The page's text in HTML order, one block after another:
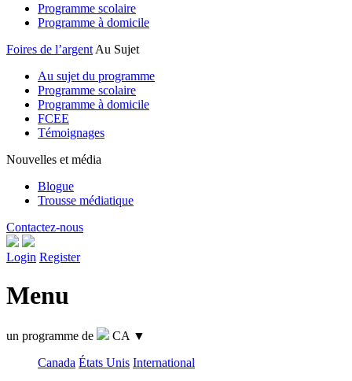
Programme scolaire
Programme à domicile
Foires de l’argent Au Sujet
Au sujet du programme
Programme scolaire
Programme à domicile
FCEE
Témoignages
Nouvelles et média
Blogue
Trousse médiatique
Contactez-nous
Login Register
Menu
un programme de CA ▼
Canada États Unis International